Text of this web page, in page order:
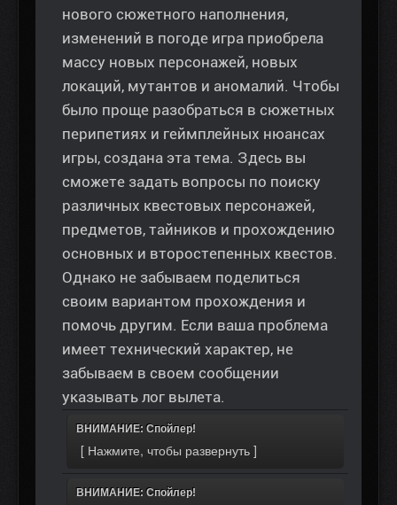
нового сюжетного наполнения,
изменений в погоде игра приобрела
массу новых персонажей, новых
локаций, мутантов и аномалий. Чтобы
было проще разобраться в сюжетных
перипетиях и геймплейных нюансах
игры, создана эта тема. Здесь вы
сможете задать вопросы по поиску
различных квестовых персонажей,
предметов, тайников и прохождению
основных и второстепенных квестов.
Однако не забываем поделиться
своим вариантом прохождения и
помочь другим. Если ваша проблема
имеет технический характер, не
забываем в своем сообщении
указывать лог вылета.
ВНИМАНИЕ: Спойлер!
ВНИМАНИЕ: Спойлер!